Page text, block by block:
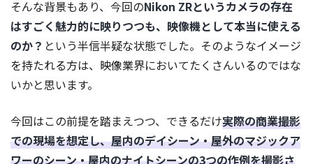
そんな背景もあり、今回のNikon ZRというカメラの存在
はすごく魅力的に映りつつも、映像機として本当に使える
のか？ という半信半疑な状態でした。そのようなイメージ
を持たれる方は、映像業界においてたくさんいるのではな
いかと思います。
今回はこの前提を踏まえつつ、できるだけ実際の商業撮影
での現場を想定し、屋内のデイシーン・屋外のマジックア
ワーのシーン・屋内のナイトシーンの3つの作例を撮影さ